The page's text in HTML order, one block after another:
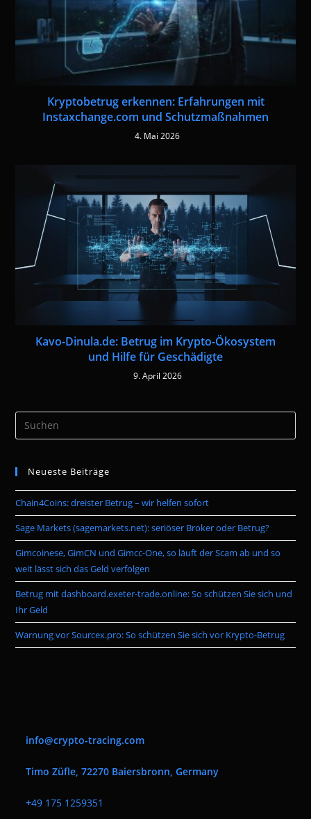
Kryptobetrug erkennen: Erfahrungen mit
Instaxchange.com und Schutzmaßnahmen
4. Mai 2026
Kavo-Dinula.de: Betrug im Krypto-Ökosystem
und Hilfe für Geschädigte
9. April 2026
the
Neueste Beiträge
Chain4Coins: dreister Betrug – wir helfen sofort
Sage Markets (sagemarkets.net): seriöser Broker oder Betrug?
Gimcoinese, GimCN und Gimcc-One, so läuft der Scam ab und so
weit lässt sich das Geld verfolgen
Betrug mit dashboard.exeter-trade.online: So schützen Sie sich und
Ihr Geld
Warnung vor Sourcex.pro: So schützen Sie sich vor Krypto-Betrug
info@crypto-tracing.com
Timo Züfle, 72270 Baiersbronn, Germany
+49 175 1259351